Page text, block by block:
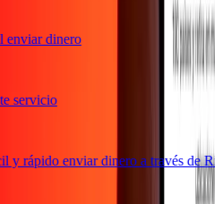
dinero
servicio
rápido enviar dinero a través de Ria